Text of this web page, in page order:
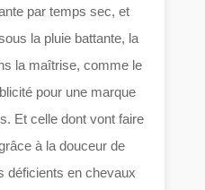
par temps sec, et
la pluie battante, la
la maîtrise, comme le
pour une marque
Et celle dont vont faire
à la douceur de
déficients en chevaux